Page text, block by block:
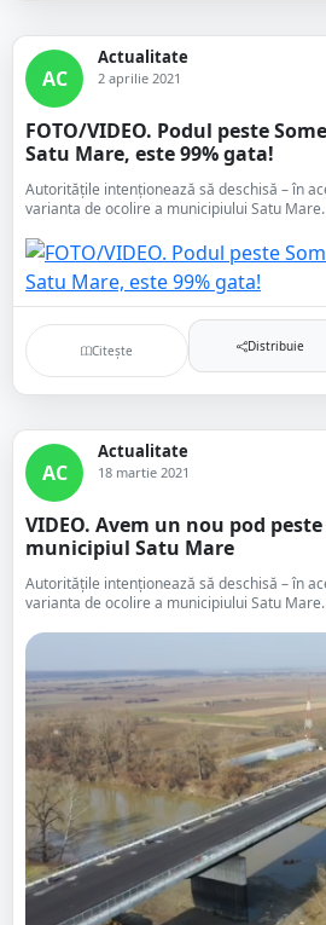
AC
Actualitate
2 aprilie 2021
FOTO/VIDEO. Podul peste
Satu Mare, este 99% gata!
Autoritățile intenționează să deschisă – în
varianta de ocolire a municipiului Satu
Citește Distribuie
AC
Actualitate
18 martie 2021
VIDEO. Avem un nou pod
municipiul Satu Mare
Autoritățile intenționează să deschisă – în
varianta de ocolire a municipiului Satu